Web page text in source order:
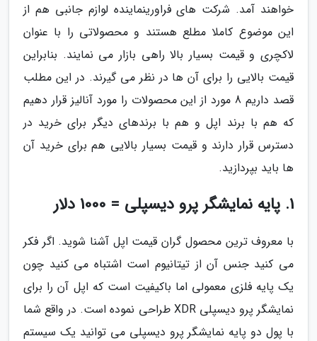
خواهند آمد. شرکت های فراورینماینده لوازم جانبی هم از
این موضوع کاملا مطلع هستند و محصولاتی را با عنوان
لاکچری و قیمت بسیار بالا راهی بازار می نمایند. بنابراین
قیمت بالایی را برای آن ها در نظر می گیرند. در این مطلب
قصد داریم 8 مورد از این محصولات را مورد آنالیز قرار دهیم
که هم با برند اپل و هم با برندهای دیگر برای خرید در
دسترس قرار دارند و قیمت بسیار بالایی هم برای خرید آن
ها باید بپردازید.
1. پایه نمایشگر پرو دیسپلی = 1000 دلار
با معروف ترین محصول گران قیمت اپل آشنا شوید. اگر فکر
می کنید جنس آن از تیتانیوم است اشتباه می کنید چون
یک پایه فلزی معمولی اما باکیفیت است که اپل آن را برای
نمایشگر پرو دیسپلی XDR طراحی نموده است. در واقع شما
با پول دو پایه نمایشگر پرو دیسپلی می توانید یک سیستم